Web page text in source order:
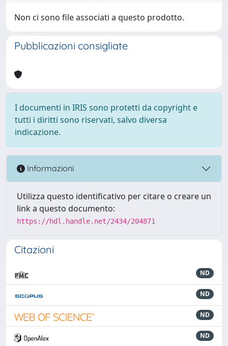
Non ci sono file associati a questo prodotto.
Pubblicazioni consigliate
I documenti in IRIS sono protetti da copyright e
tutti i diritti sono riservati, salvo diversa
indicazione.
Informazioni
Utilizza questo identificativo per citare o creare un
link a questo documento:
https://hdl.handle.net/2434/204871
Citazioni
ND
ND
ND
ND